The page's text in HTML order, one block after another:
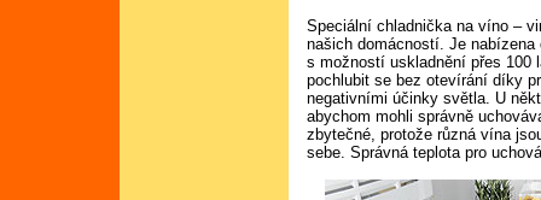
Speciální chladnička na víno –
našich domácností. Je
s možností uskladnění přes
pochlubit se bez otevírání díky
negativními účinky světla. U
abychom mohli správně
zbytečné, protože různá vína
sebe. Správná teplota pro